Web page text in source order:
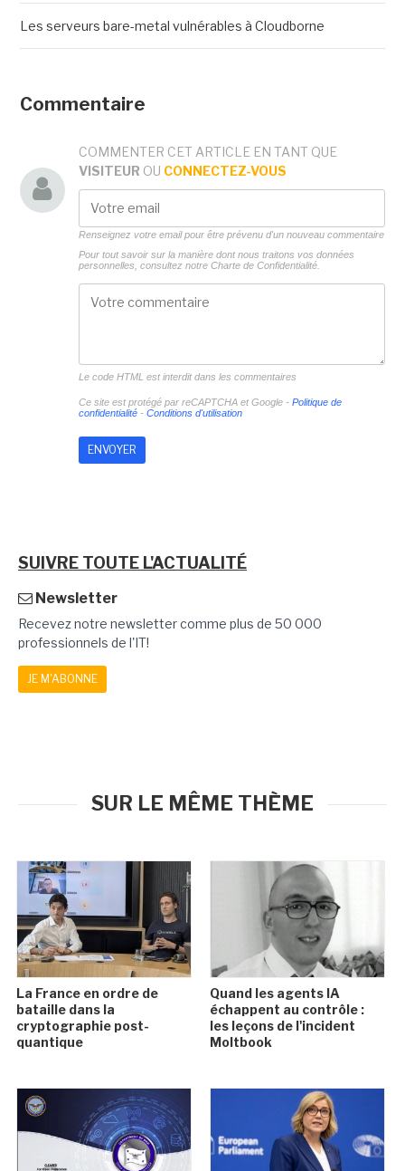
Les serveurs bare-metal vulnérables à Cloudborne
Commentaire
COMMENTER CET ARTICLE EN TANT QUE
VISITEUR OU CONNECTEZ-VOUS
Renseignez votre email pour être prévenu d'un nouveau commentaire
Pour tout savoir sur la manière dont nous traitons vos données
personnelles, consultez notre Charte de Confidentialité.
Le code HTML est interdit dans les commentaires
Ce site est protégé par reCAPTCHA et Google - Politique de
confidentialité- Conditions d'utilisation
SUIVRE TOUTE L'ACTUALITÉ
Newsletter
Recevez notre newsletter comme plus de 50 000
professionnels de l'IT!
JE M'ABONNE
SUR LE MÊME THÈME
La France en ordre de
bataille dans la
cryptographie post-
quantique
Quand les agents IA
échappent au contrôle :
les leçons de l'incident
Moltbook